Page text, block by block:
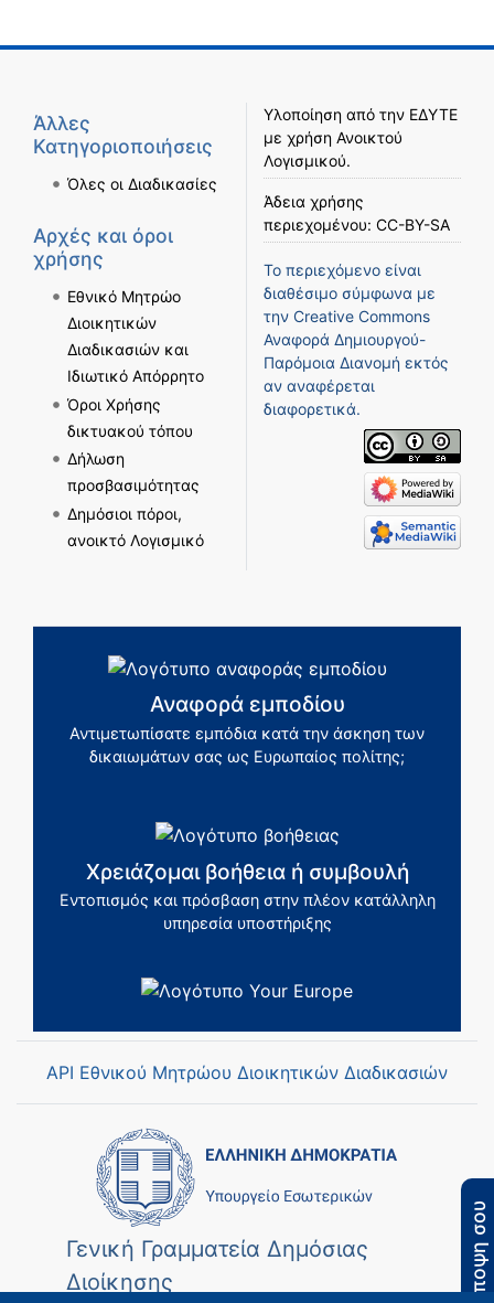
Άλλες
Κατηγοριοποιήσεις
Όλες οι Διαδικασίες
Αρχές και όροι
χρήσης
Εθνικό Μητρώο
Διοικητικών
Διαδικασιών και
Ιδιωτικό Απόρρητο
Όροι Χρήσης
δικτυακού τόπου
Δήλωση
προσβασιμότητας
Δημόσιοι πόροι,
ανοικτό Λογισμικό
Υλοποίηση από την ΕΔΥΤΕ
με χρήση Ανοικτού
Λογισμικού.
Άδεια χρήσης
περιεχομένου: CC-BY-SA
Το περιεχόμενο είναι
διαθέσιμο σύμφωνα με
την Creative Commons
Αναφορά Δημιουργού-
Παρόμοια Διανομή εκτός
αν αναφέρεται
διαφορετικά.
Αναφορά εμποδίου
Αντιμετωπίσατε εμπόδια κατά την άσκηση των
δικαιωμάτων σας ως Ευρωπαίος πολίτης;
Χρειάζομαι βοήθεια ή συμβουλή
Εντοπισμός και πρόσβαση στην πλέον κατάλληλη
υπηρεσία υποστήριξης
API Εθνικού Μητρώου Διοικητικών Διαδικασιών
Γενική Γραμματεία Δημόσιας
Διοίκησης
Η άποψη σου